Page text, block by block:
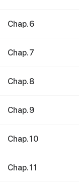
Chap. 6
Chap. 7
Chap. 8
Chap. 9
Chap. 10
Chap. 11